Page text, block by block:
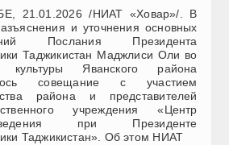
21.01.2026 /НИАТ «Ховар»/. В
и уточнения основных
Послания Президента
Таджикистан Маджлиси Оли во
культуры Яванского района
совещание с участием
района и представителей
учреждения «Центр
при Президенте
Таджикистан». Об этом НИАТ